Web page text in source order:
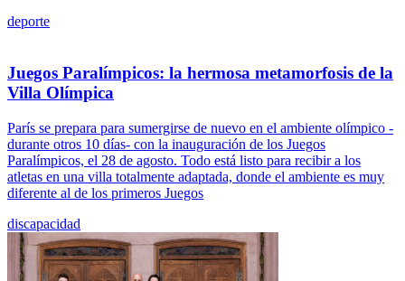
deporte
Juegos Paralímpicos: la hermosa metamorfosis de la
Villa Olímpica
París se prepara para sumergirse de nuevo en el ambiente olímpico -
durante otros 10 días- con la inauguración de los Juegos
Paralímpicos, el 28 de agosto. Todo está listo para recibir a los
atletas en una villa totalmente adaptada, donde el ambiente es muy
diferente al de los primeros Juegos
discapacidad